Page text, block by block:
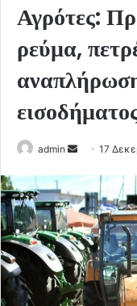
Αγρότες:
ρεύμα,
admin
Send
email
17